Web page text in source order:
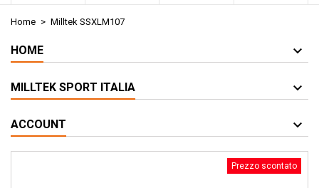
Home Milltek SSXLM107
HOME
MILLTEK SPORT ITALIA
ACCOUNT
Prezzo scontato